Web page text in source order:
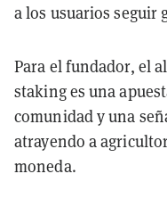
a los usuarios seguir
Para el fundador, el
staking es una
comunidad y una
atrayendo a
moneda.